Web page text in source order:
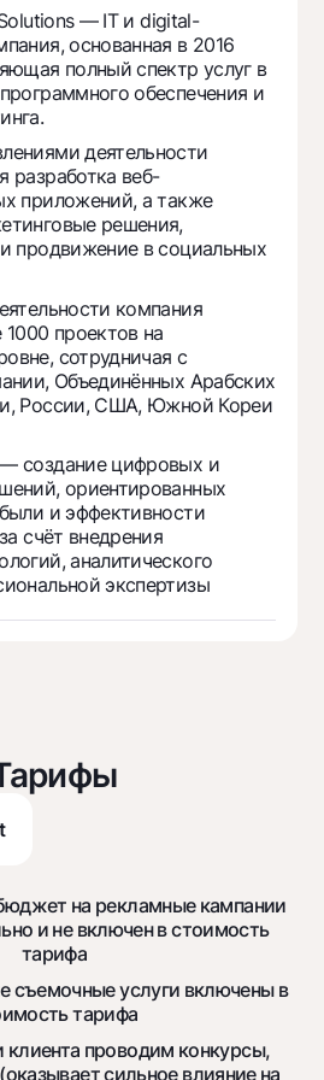
USD
НБУ
Milliy
вопросы
персональных данных
— IT и digital-
основанная в 2016
полный спектр услуг в
обеспечения и
деятельности
разработка веб-
приложений, а также
решения,
продвижение в социальных
компания
1000 проектов на
сотрудничая с
Объединённых Арабских
России, США, Южной Кореи
создание цифровых и
ориентированных
и эффективности
счёт внедрения
аналитического
экспертизы
на рекламные кампании
и не включен в стоимость
тарифа
съемочные услуги включены в
тарифа
проводим конкурсы,
сильное влияние на